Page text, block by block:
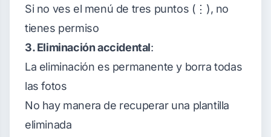
Si no ves el menú de tres puntos (⋮), no
tienes permiso
3. Eliminación accidental:
La eliminación es permanente y borra todas
las fotos
No hay manera de recuperar una plantilla
eliminada